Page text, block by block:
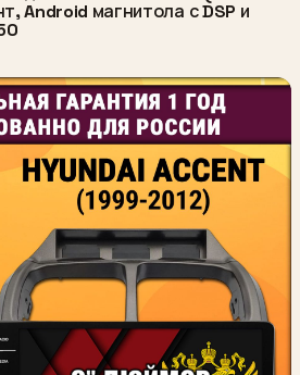
Android магнитола с DSP и